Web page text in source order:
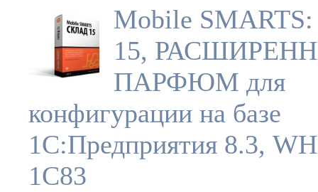
Mobile
15,
ПАРФЮМ для
конфигурации на базе
1С:Предприятия 8.3,
1C83